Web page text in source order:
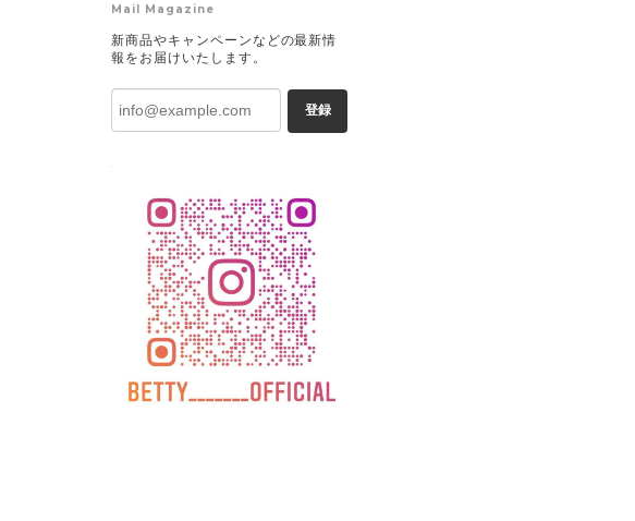
Mail Magazine
新商品やキャンペーンなどの最新情
報をお届けいたします。
登録